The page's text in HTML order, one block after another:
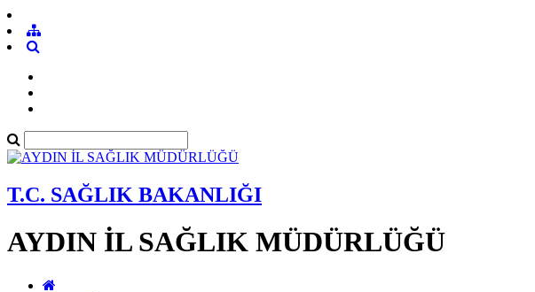
T.C. SAĞLIK BAKANLIĞI
AYDIN İL SAĞLIK MÜDÜRLÜĞÜ